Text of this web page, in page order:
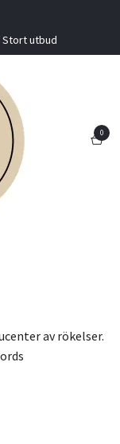
Stort utbud
0
av rökelser.